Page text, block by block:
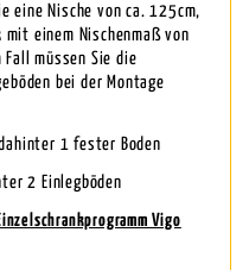
eine Nische von ca. 125cm,
mit einem Nischenmaß von
müssen Sie die
bei der Montage
1 fester Boden
2 Einlegböden
Vigo